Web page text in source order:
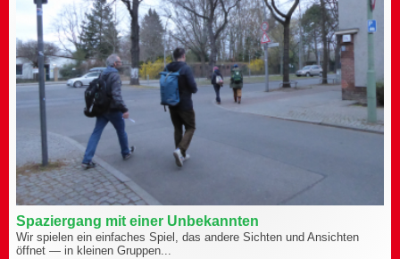
Spaziergang mit einer Unbekannten
Wir spielen ein einfaches Spiel, das andere Sichten und Ansichten
öffnet — in kleinen Gruppen...